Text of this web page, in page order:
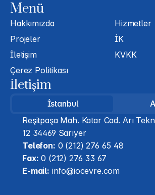
Menü
Hakkımızda
Hizmetler
Projeler
İK
İletişim
KVKK
Çerez Politikası
İletişim
İstanbul
Reşitpaşa Mah. Katar Cad. Arı
12 34469 Sarıyer
Telefon: 0 (212) 276 65 48
Fax: 0 (212) 276 33 67
E-mail: info@iocevre.com